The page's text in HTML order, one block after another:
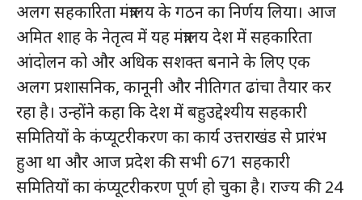
अलग सहकारिता मंत्रालय के गठन का निर्णय लिया। आज
अमित शाह के नेतृत्व में यह मंत्रालय देश में सहकारिता
आंदोलन को और अधिक सशक्त बनाने के लिए एक
अलग प्रशासनिक, कानूनी और नीतिगत ढांचा तैयार कर
रहा है। उन्होंने कहा कि देश में बहुउद्देश्यीय सहकारी
समितियों के कंप्यूटरीकरण का कार्य उत्तराखंड से प्रारंभ
हुआ था और आज प्रदेश की सभी 671 सहकारी
समितियों का कंप्यूटरीकरण पूर्ण हो चुका है। राज्य की 24